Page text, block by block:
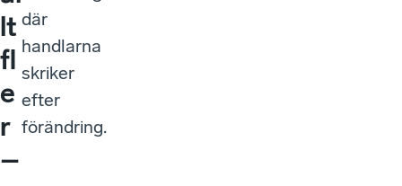
lt
fl
e
r
–
där
handlarna
skriker
efter
förändring.